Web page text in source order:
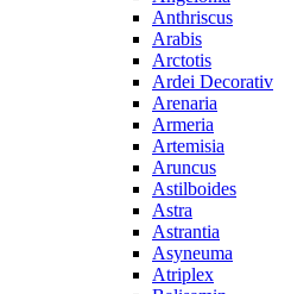
Anthriscus
Arabis
Arctotis
Ardei Decorativ
Arenaria
Armeria
Artemisia
Aruncus
Astilboides
Astra
Astrantia
Asyneuma
Atriplex